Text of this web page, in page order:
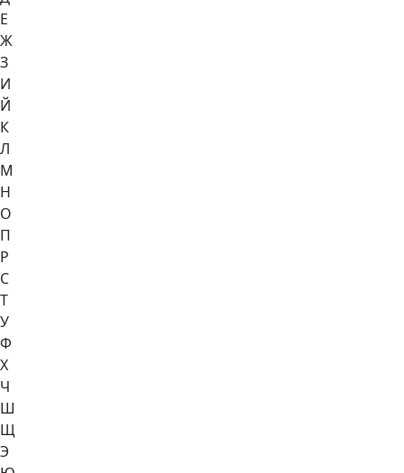
Е
Ж
З
И
Й
К
Л
М
Н
О
П
Р
С
Т
У
Ф
Х
Ч
Ш
Щ
Э